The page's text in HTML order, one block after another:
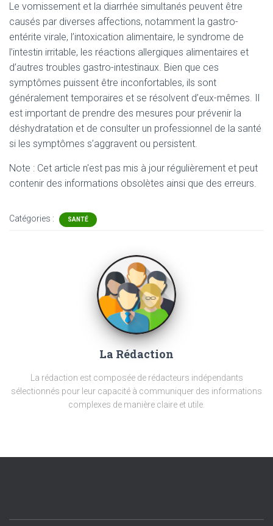
Le vomissement et la diarrhée simultanés peuvent être
causés par diverses affections, notamment la gastro-
entérite virale, l’intoxication alimentaire, le syndrome de
l’intestin irritable, les réactions allergiques alimentaires et
d’autres troubles gastro-intestinaux. Bien que ces
symptômes puissent être inconfortables, ils sont
généralement temporaires et se résolvent d’eux-mêmes. Il
est important de prendre des mesures pour prévenir la
déshydratation et de consulter un professionnel de la santé
si les symptômes s’aggravent ou persistent.
Note : Cet article n'est pas mis à jour régulièrement et peut
contenir des informations obsolètes ainsi que des erreurs.
Catégories : SANTÉ
La Rédaction
La rédaction est composée de rédacteurs indépendants
sélectionnés pour leur capacité à communiquer des informations
complexes de manière claire et utile.